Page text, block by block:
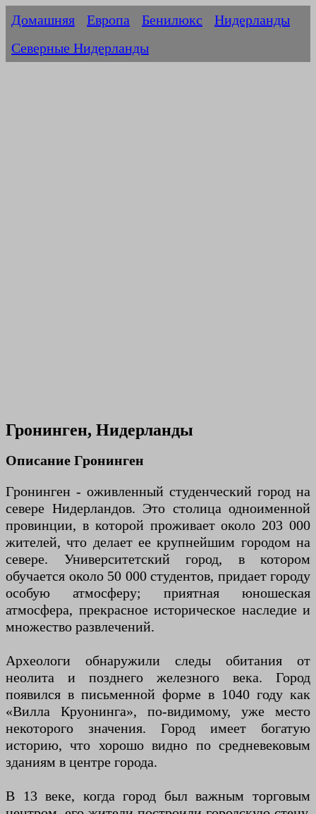
Домашняя Европа Бенилюкс
Нидерланды
Северные Нидерланды
Гронинген, Нидерланды
Описание Гронинген
Гронинген - оживленный студенческий город на
севере Нидерландов. Это столица одноименной
провинции, в которой проживает около 203 000
жителей, что делает ее крупнейшим городом на
севере. Университетский город, в котором
обучается около 50 000 студентов, придает городу
особую атмосферу; приятная юношеская
атмосфера, прекрасное историческое наследие и
множество развлечений.
Археологи обнаружили следы обитания от
неолита и позднего железного века. Город
появился в письменной форме в 1040 году как
«Вилла Круонинга», по-видимому, уже место
некоторого значения. Город имеет богатую
историю, что хорошо видно по средневековым
зданиям в центре города.
В 13 веке, когда город был важным торговым